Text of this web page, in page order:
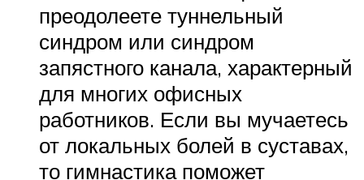
преодолеете туннельный
синдром или синдром
запястного канала, характерный
для многих офисных
работников. Если вы мучаетесь
от локальных болей в суставах,
то гимнастика поможет